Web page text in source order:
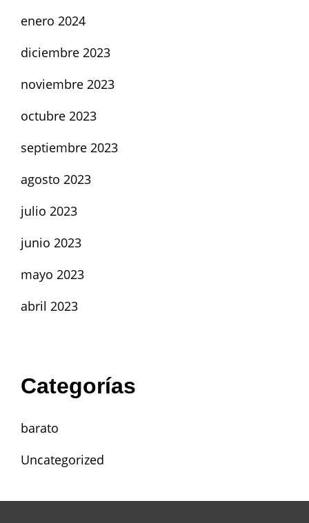
enero 2024
diciembre 2023
noviembre 2023
octubre 2023
septiembre 2023
agosto 2023
julio 2023
junio 2023
mayo 2023
abril 2023
Categorías
barato
Uncategorized